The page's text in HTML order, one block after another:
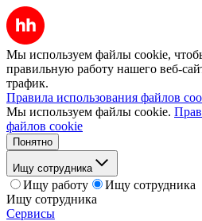
Мы используем файлы cookie,
правильную работу нашего веб-
трафик.
Правила использования файлов
Мы используем файлы cookie.
файлов cookie
Понятно
Ищу сотрудника
Ищу работу
Ищу сотрудника
Ищу сотрудника
Сервисы